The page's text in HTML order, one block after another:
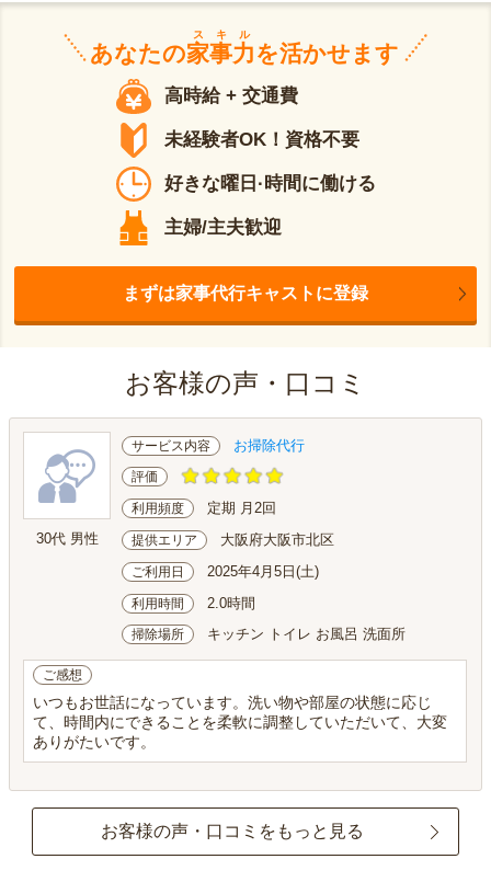
あなたの家事力
スキル
を活かせます
高時給 + 交通費
未経験者OK！資格不要
好きな曜日·時間に働ける
主婦/主夫歓迎
まずは家事代行キャストに登録
お客様の声・口コミ
30代 男性
サービス内容 お掃除代行
評価
利用頻度 定期 月2回
提供エリア 大阪府大阪市北区
ご利用日 2025年4月5日(土)
利用時間 2.0時間
掃除場所 キッチン トイレ お風呂 洗面所
ご感想
いつもお世話になっています。洗い物や部屋の状態に応じ
て、時間内にできることを柔軟に調整していただいて、大変
ありがたいです。
お客様の声・口コミをもっと見る